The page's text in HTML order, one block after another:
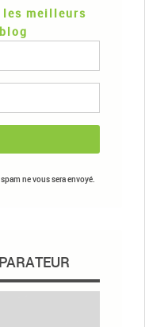
les meilleurs
ne vous sera envoyé.